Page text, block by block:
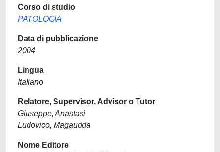
Corso di studio
PATOLOGIA
Data di pubblicazione
2004
Lingua
Italiano
Relatore, Supervisor, Advisor o Tutor
Giuseppe, Anastasi
Ludovico, Magaudda
Nome Editore